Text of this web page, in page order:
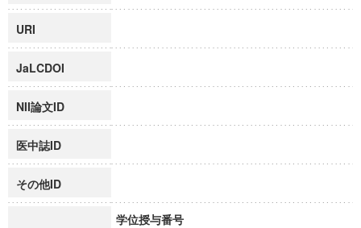
URI
JaLCDOI
NII論文ID
医中誌ID
その他ID
学位授与番号